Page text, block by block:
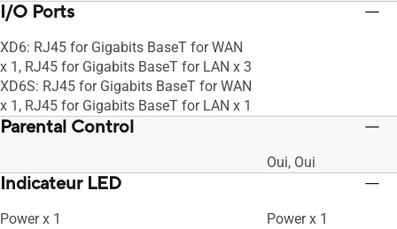
I/O Ports
XD6: RJ45 for Gigabits BaseT for WAN
x 1, RJ45 for Gigabits BaseT for LAN x 3
XD6S: RJ45 for Gigabits BaseT for WAN
x 1, RJ45 for Gigabits BaseT for LAN x 1
Parental Control
Oui, Oui
Indicateur LED
Power x 1 Power x 1